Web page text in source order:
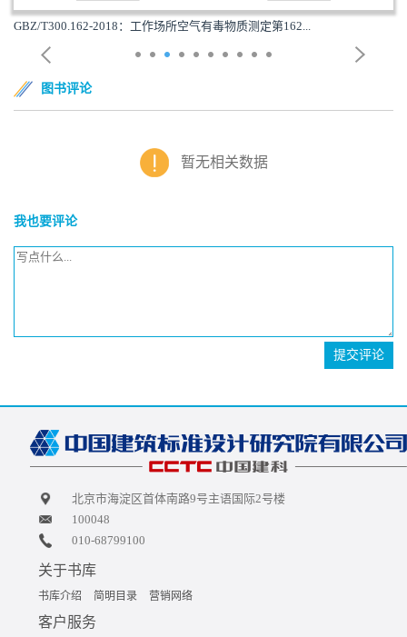
GBZ/T300.162-2018：工作场所空气有毒物质测定第162...
图书评论
暂无相关数据
我也要评论
提交评论
北京市海淀区首体南路9号主语国际2号楼
100048
010-68799100
关于书库
书库介绍 简明目录 营销网络
客户服务